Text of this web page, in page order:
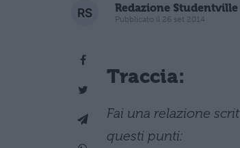
Redazione Studentville
Pubblicato il 26 set 2014
Traccia:
Fai una relazione
questi punti: